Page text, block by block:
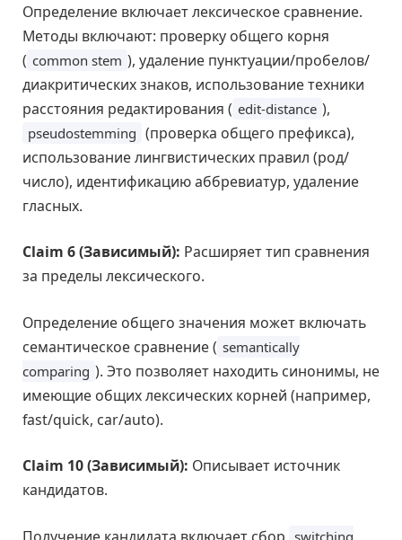
Определение включает лексическое сравнение.
Методы включают: проверку общего корня
( common stem ), удаление пунктуации/пробелов/
диакритических знаков, использование техники
расстояния редактирования ( edit-distance ),
pseudostemming (проверка общего префикса),
использование лингвистических правил (род/
число), идентификацию аббревиатур, удаление
гласных.
Claim 6 (Зависимый): Расширяет тип сравнения
за пределы лексического.
Определение общего значения может включать
семантическое сравнение ( semantically
comparing ). Это позволяет находить синонимы, не
имеющие общих лексических корней (например,
fast/quick, car/auto).
Claim 10 (Зависимый): Описывает источник
кандидатов.
switching